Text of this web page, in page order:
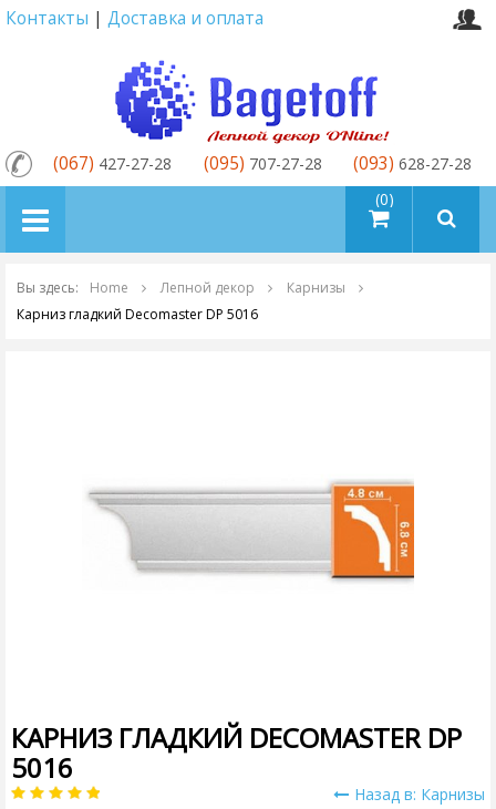
Контакты | Доставка и оплата
товаров (0)
(067) 427-27-28 (095) 707-27-28 (093) 628-27-28
Вы здесь: Home Лепной декор
Карнизы
Карниз гладкий Decomaster DP 5016
КАРНИЗ ГЛАДКИЙ DECOMASTER DP
5016
Назад в: Карнизы